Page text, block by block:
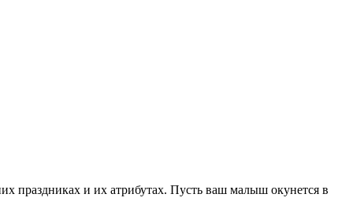
праздниках и их атрибутах. Пусть ваш малыш окунется в